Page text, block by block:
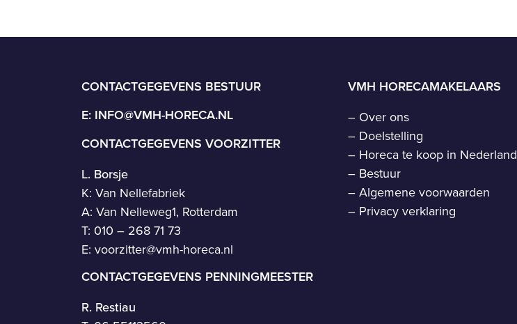
CONTACTGEGEVENS BESTUUR
E: INFO@VMH-HORECA.NL
CONTACTGEGEVENS VOORZITTER
L. Borsje
K: Van Nellefabriek
A: Van Nelleweg1, Rotterdam
T: 010 – 268 71 73
E: voorzitter@vmh-horeca.nl
CONTACTGEGEVENS PENNINGMEESTER
R. Restiau
VMH HORECAMAKELAARS
– Over ons
– Doelstelling
– Horeca te koop in Nederland
– Bestuur
–Algemene voorwaarden
– Privacy verklaring